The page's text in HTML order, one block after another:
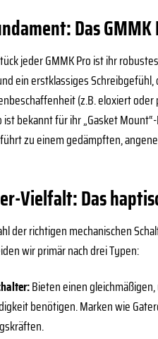
Das
jeder GMMK Pro ist ihr robustes
ein erstklassiges
(z.B. eloxiert
ist bekannt für ihr „Gasket
zu einem gedämpften,
Vielfalt: Das
der richtigen mechanischen
wir primär nach drei Typen:
Bieten einen
benötigen. Marken wie